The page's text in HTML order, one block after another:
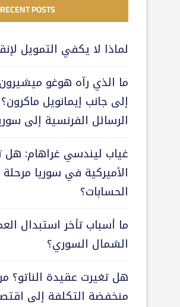
RECENT POSTS
لماذا لا يكفي التمويل
ما الذي رآه هوغو
إلى جانب إيمانويل
الرسائل الفرنسية إلى
غياب ليندسي غراهام:
الأميركية في سوريا مرحلة
الحسابات؟
ما أسباب تأخر استبدال
الشمال السوري؟
هل تغيرت عقيدة الناتو؟
منخفضة التكلفة إلى